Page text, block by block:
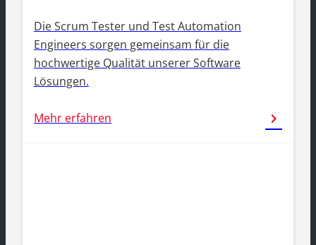
Die Scrum Tester und Test Automation
Engineers sorgen gemeinsam für die
hochwertige Qualität unserer Software
Lösungen.
Mehr erfahren chevron_right